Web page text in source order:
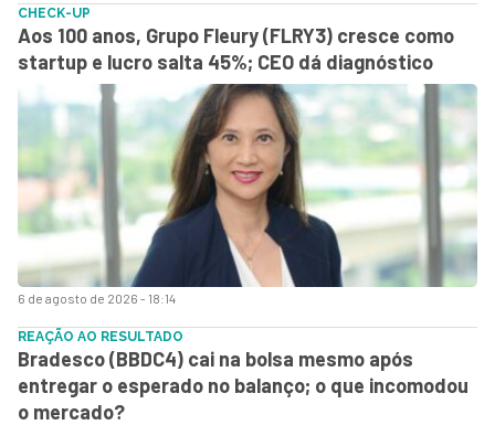
6 de agosto de 2026 - 18:14
CHECK-UP
Aos 100 anos, Grupo Fleury (FLRY3) cresce como
startup e lucro salta 45%; CEO dá diagnóstico
REAÇÃO AO RESULTADO
Bradesco (BBDC4) cai na bolsa mesmo após
entregar o esperado no balanço; o que incomodou
o mercado?